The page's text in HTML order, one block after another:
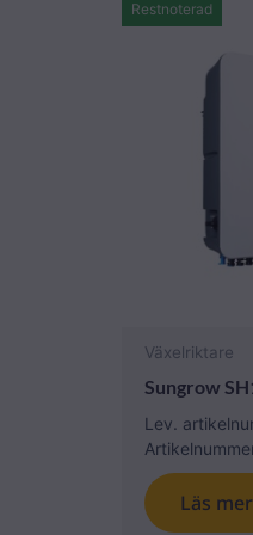
Växelriktare
Sungrow
Lev.
Restnoterad
Läs mer